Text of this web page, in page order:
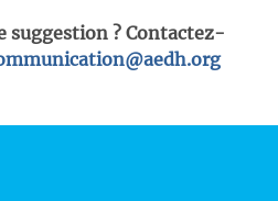
suggestion ? Contactez-